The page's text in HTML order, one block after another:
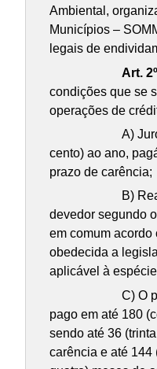
Ambiental,
Municípios –
legais de
Art. 2º
condições que se
operações de
A)
cento) ao ano,
prazo de carência;
B)
devedor segundo
em comum acordo
obedecida a
aplicável à
C) O
pago em até 180
sendo até 36
carência e até 144